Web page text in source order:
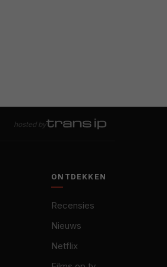
hosted by
ONTDEKKEN
Recensies
Nieuws
Netflix